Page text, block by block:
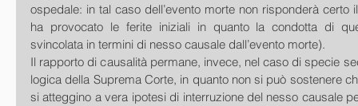
ospedale: in tal caso dell’evento morte non risponderà certo
ha provocato le ferite iniziali in quanto la condotta di
svincolata in termini di nesso causale dall’evento morte).
Il rapporto di causalità permane, invece, nel caso di specie
logica della Suprema Corte, in quanto non si può sostenere
si atteggino a vera ipotesi di interruzione del nesso causale